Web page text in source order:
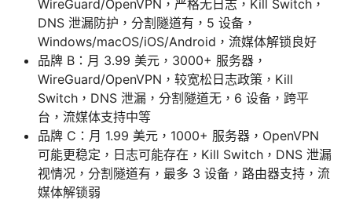
WireGuard/OpenVPN，严格无日志，Kill Switch，
DNS 泄漏防护，分割隧道有，5 设备，
Windows/macOS/iOS/Android，流媒体解锁良好
品牌 B：月 3.99 美元，3000+ 服务器，
WireGuard/OpenVPN，较宽松日志政策，Kill
Switch，DNS 泄漏，分割隧道无，6 设备，跨平
台，流媒体支持中等
品牌 C：月 1.99 美元，1000+ 服务器，OpenVPN
可能更稳定，日志可能存在，Kill Switch，DNS 泄漏
视情况，分割隧道有，最多 3 设备，路由器支持，流
媒体解锁弱